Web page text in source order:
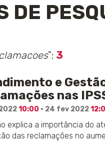
DE
": 3
e
nas
10:00 · 24 fev 2022
explica a importância do
das reclamações no